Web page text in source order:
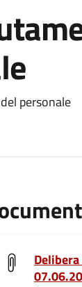
personale
Delibera